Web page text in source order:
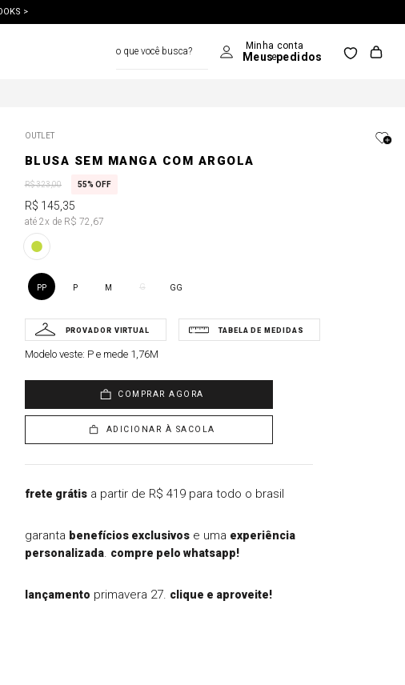
>
OUTLET
BLUSA SEM MANGA COM ARGOLA
R$323,00 55% OFF
R$ 145 35
até 2x de R$ 72,67
PP P M G GG
Modelo veste: P e mede 1,76M
COMPRAR AGORA
ADICIONAR À SACOLA
frete grátisa partir de R$ 419 para todo o brasil
garanta benefícios exclusivose uma experiência
personalizada. compre pelo whatsapp!
lançamento primavera 27. clique e aproveite!